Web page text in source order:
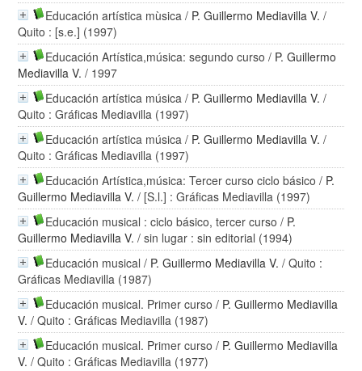
Educación artística mùsica / P. Guillermo Mediavilla V. /
Quito : [s.e.] (1997)
Educación Artística,música: segundo curso / P. Guillermo
Mediavilla V. / 1997
Educación artística música / P. Guillermo Mediavilla V. /
Quito : Gráficas Mediavilla (1997)
Educación artística música / P. Guillermo Mediavilla V. /
Quito : Gráficas Mediavilla (1997)
Educación Artística,música: Tercer curso ciclo básico / P.
Guillermo Mediavilla V. / [S.l.] : Gráficas Mediavilla (1997)
Educación musical : ciclo básico, tercer curso / P.
Guillermo Mediavilla V. / sin lugar : sin editorial (1994)
Educación musical / P. Guillermo Mediavilla V. / Quito :
Gráficas Mediavilla (1987)
Educación musical. Primer curso / P. Guillermo Mediavilla
V. / Quito : Gráficas Mediavilla (1987)
Educación musical. Primer curso / P. Guillermo Mediavilla
V. / Quito : Gráficas Mediavilla (1977)